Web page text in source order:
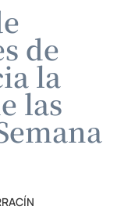
de
la
las